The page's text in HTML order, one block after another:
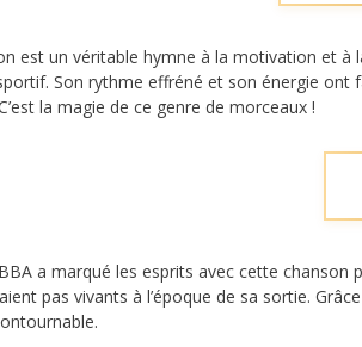
est un véritable hymne à la motivation et à
Son rythme effréné et son énergie ont
la magie de ce genre de morceaux !
a marqué les esprits avec cette chanson
pas vivants à l’époque de sa sortie.